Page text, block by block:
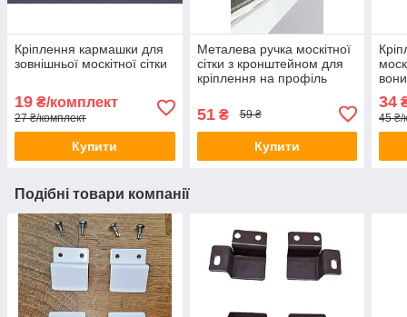
Кріплення кармашки для
зовнішньої москітної сітки
19 ₴/комплект
27 ₴/комплект
Купити
Металева ручка москітної
сітки з кронштейном для
кріплення на профіль
51₴ 59 ₴
Купити
34
45 ₴/
Подібні товари компанії